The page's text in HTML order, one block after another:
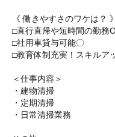
《 働きやすさのワケは？ 》
□直行直帰や短時間の勤務
□社用車貸与可能〇
□教育体制充実！スキルア
＜仕事内容＞
・建物清掃
・定期清掃
・日常清掃業務